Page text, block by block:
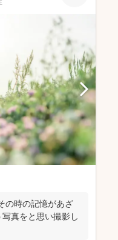
の時の記憶があざ
真をと思い撮影し